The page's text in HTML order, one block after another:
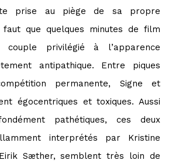
prise au piège de sa propre
que quelques minutes de film
privilégié à l’apparence
antipathique. Entre piques
permanente, Signe et
égocentriques et toxiques. Aussi
pathétiques, ces deux
interprétés par Kristine
Sæther, semblent très loin de